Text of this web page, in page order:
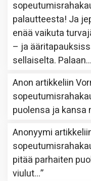
palautteesta! Ja
enää vaikuta
– ja
sellaiselta. Palaan…
Anon artikkeliin
puolensa ja kansa
Anonyymi
pitää parhaiten
viulut…”